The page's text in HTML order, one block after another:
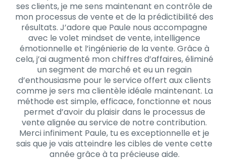
ses clients, je me sens maintenant en contrôle de
mon processus de vente et de la prédictibilité des
résultats. J’adore que Paule nous accompagne
avec le volet mindset de vente, intelligence
émotionnelle et l’ingénierie de la vente. Grâce à
cela, j’ai augmenté mon chiffres d’affaires, éliminé
un segment de marché et eu un regain
d’enthousiasme pour le service offert aux clients
comme je sers ma clientèle idéale maintenant. La
méthode est simple, efficace, fonctionne et nous
permet d’avoir du plaisir dans le processus de
vente alignée au service de notre contribution.
Merci infiniment Paule, tu es exceptionnelle et je
sais que je vais atteindre les cibles de vente cette
année grâce à ta précieuse aide.